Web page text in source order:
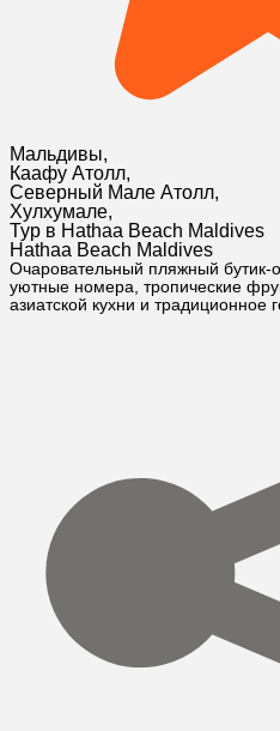
Мальдивы,
Каафу Атолл,
Северный Мале Атолл,
Хулхумале,
Тур в Hathaa Beach Maldives
Hathaa Beach Maldives
Очаровательный пляжный бутик-
уютные номера, тропические
азиатской кухни и традиционное